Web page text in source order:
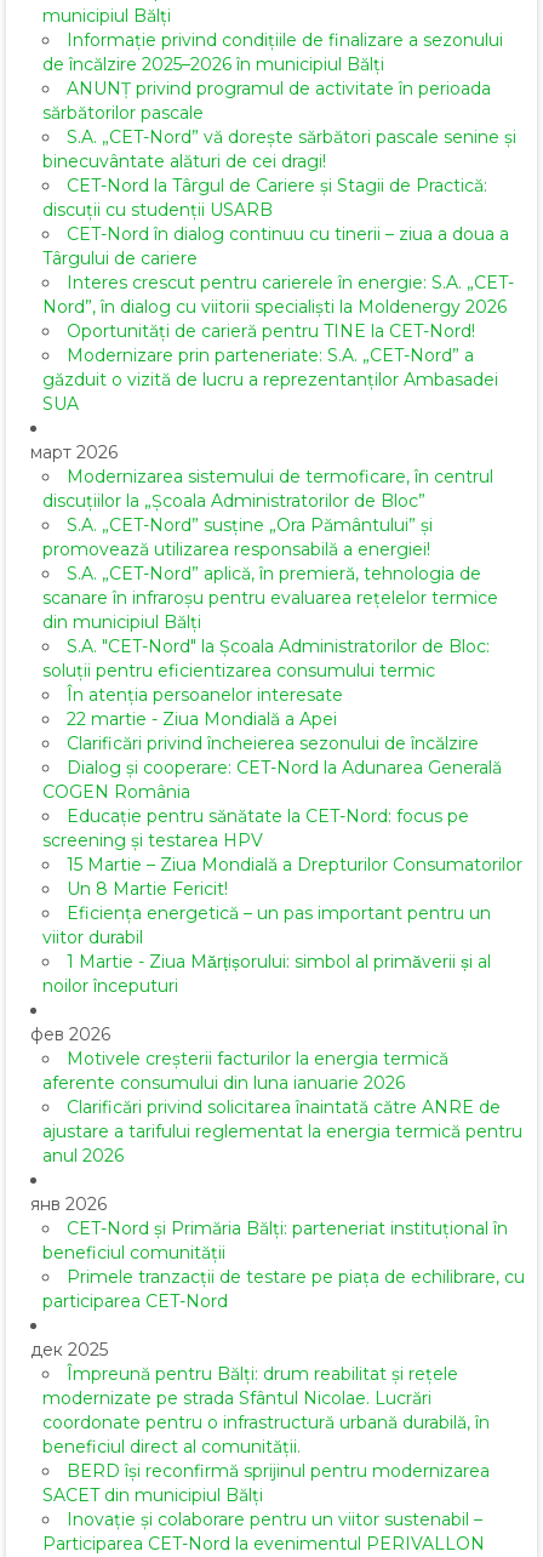
municipiul Bălți
Informație privind condițiile de finalizare a sezonului
de încălzire 2025–2026 în municipiul Bălți
ANUNȚ privind programul de activitate în perioada
sărbătorilor pascale
S.A. „CET-Nord” vă dorește sărbători pascale senine și
binecuvântate alături de cei dragi!
CET-Nord la Târgul de Cariere și Stagii de Practică:
discuții cu studenții USARB
CET-Nord în dialog continuu cu tinerii – ziua a doua a
Târgului de cariere
Interes crescut pentru carierele în energie: S.A. „CET-
Nord”, în dialog cu viitorii specialiști la Moldenergy 2026
Oportunități de carieră pentru TINE la CET-Nord!
Modernizare prin parteneriate: S.A. „CET-Nord” a
găzduit o vizită de lucru a reprezentanților Ambasadei
SUA
март 2026
Modernizarea sistemului de termoficare, în centrul
discuțiilor la „Școala Administratorilor de Bloc”
S.A. „CET-Nord” susține „Ora Pământului” și
promovează utilizarea responsabilă a energiei!
S.A. „CET-Nord” aplică, în premieră, tehnologia de
scanare în infraroșu pentru evaluarea rețelelor termice
din municipiul Bălți
S.A. "CET-Nord" la Școala Administratorilor de Bloc:
soluții pentru eficientizarea consumului termic
În atenția persoanelor interesate
22 martie - Ziua Mondială a Apei
Clarificări privind încheierea sezonului de încălzire
Dialog și cooperare: CET-Nord la Adunarea Generală
COGEN România
Educație pentru sănătate la CET-Nord: focus pe
screening și testarea HPV
15 Martie – Ziua Mondială a Drepturilor Consumatorilor
Un 8 Martie Fericit!
Eficiența energetică – un pas important pentru un
viitor durabil
1 Martie - Ziua Mărțișorului: simbol al primăverii și al
noilor începuturi
фев 2026
Motivele creșterii facturilor la energia termică
aferente consumului din luna ianuarie 2026
Clarificări privind solicitarea înaintată către ANRE de
ajustare a tarifului reglementat la energia termică pentru
anul 2026
янв 2026
CET-Nord și Primăria Bălți: parteneriat instituțional în
beneficiul comunității
Primele tranzacții de testare pe piața de echilibrare, cu
participarea CET-Nord
дек 2025
Împreună pentru Bălți: drum reabilitat și rețele
modernizate pe strada Sfântul Nicolae. Lucrări
coordonate pentru o infrastructură urbană durabilă, în
beneficiul direct al comunității.
BERD își reconfirmă sprijinul pentru modernizarea
SACET din municipiul Bălți
Inovație și colaborare pentru un viitor sustenabil –
Participarea CET-Nord la evenimentul PERIVALLON